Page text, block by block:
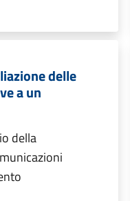
delle
a un
della